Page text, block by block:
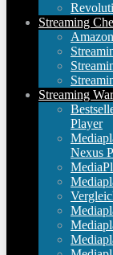
Streaming
Streaming
Player
Nexus